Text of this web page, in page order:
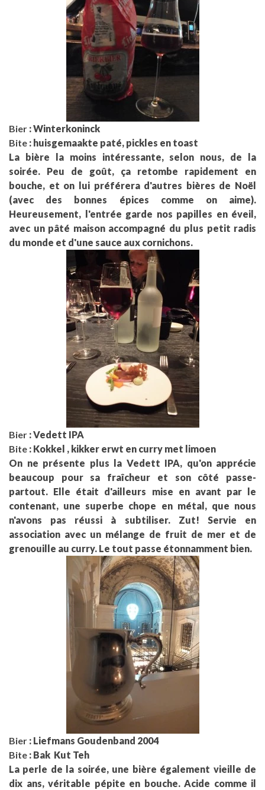
Bier : Winterkoninck
Bite : huisgemaakte paté, pickles en toast
La bière la moins intéressante, selon nous, de la
soirée. Peu de goût, ça retombe rapidement en
bouche, et on lui préférera d'autres bières de Noël
(avec des bonnes épices comme on aime).
Heureusement, l'entrée garde nos papilles en éveil,
avec un pâté maison accompagné du plus petit radis
du monde et d'une sauce aux cornichons.
Bier : Vedett IPA
Bite : Kokkel , kikker erwt en curry met limoen
On ne présente plus la Vedett IPA, qu'on apprécie
beaucoup pour sa fraîcheur et son côté passe-
partout. Elle était d'ailleurs mise en avant par le
contenant, une superbe chope en métal, que nous
n'avons pas réussi à subtiliser. Zut! Servie en
association avec un mélange de fruit de mer et de
grenouille au curry. Le tout passe étonnamment bien.
Bier : Liefmans Goudenband 2004
Bite : Bak Kut Teh
La perle de la soirée, une bière également vieille de
dix ans, véritable pépite en bouche. Acide comme il